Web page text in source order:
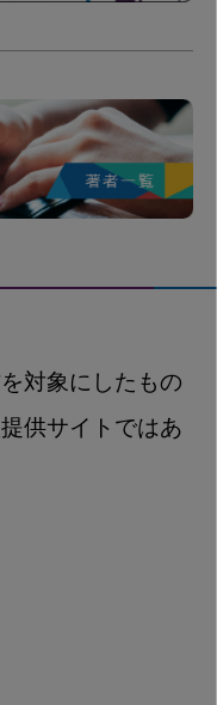
対象にしたもの
供サイトではあ